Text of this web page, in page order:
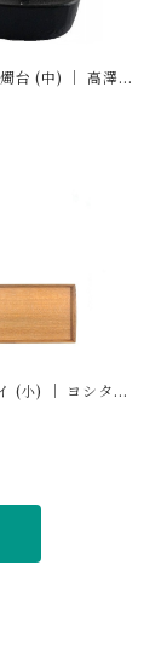
台 (中) ｜ 高澤
(小) ｜ ヨシタ手
室